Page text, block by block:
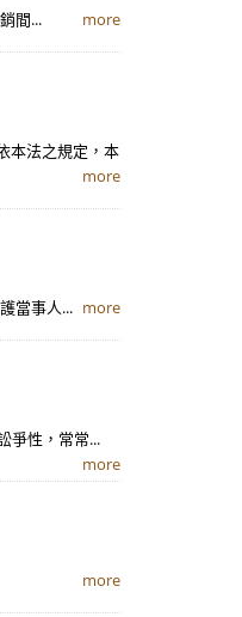
間...
more
本法之規定，本
more
當事人... more
爭性，常常...
more
more